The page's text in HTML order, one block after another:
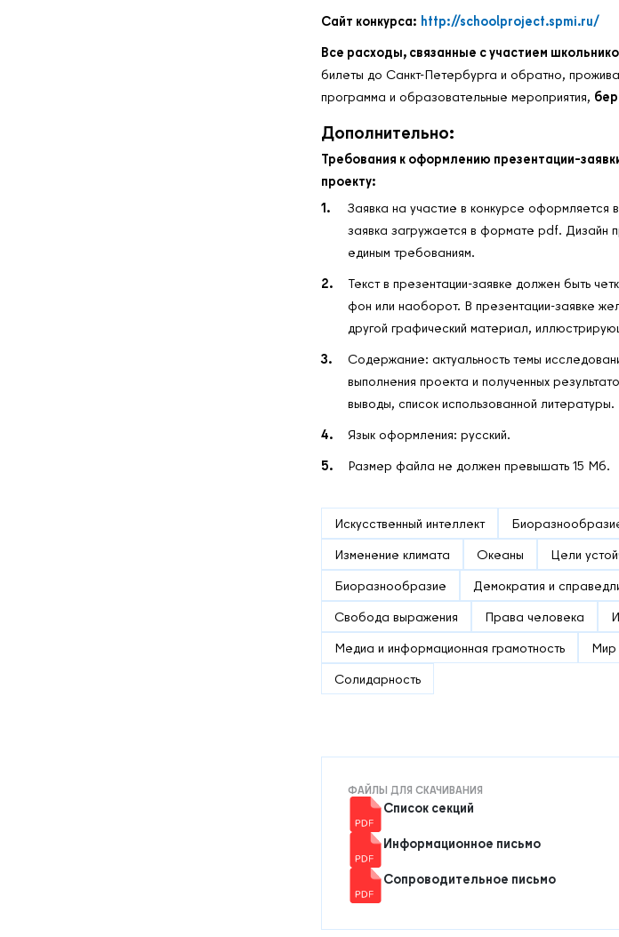
Сайт конкурса: http://schoolproject.spmi.ru/
Все расходы, связанные с участием
билеты до Санкт-Петербурга и обратно,
программа и образовательные мероприятия,
Дополнительно:
Требования к оформлению
проекту:
Заявка на участие в конкурсе
заявка загружается в формате pdf. Дизайн
единым требованиям.
Текст в презентации-заявке должен быть
фон или наоборот. В презентации-заявке
другой графический материал,
Содержание: актуальность темы
выполнения проекта и полученных
выводы, список использованной литературы.
Язык оформления: русский.
Размер файла не должен превышать 15 Мб.
Искусственный интеллект
Изменение климата
Океаны
Цели
Биоразнообразие
Демократия и
Свобода выражения
Права человека
Медиа и информационная грамотность
Мир
Солидарность
ФАЙЛЫ ДЛЯ СКАЧИВАНИЯ
Список секций
Информационное письмо
Сопроводительное письмо